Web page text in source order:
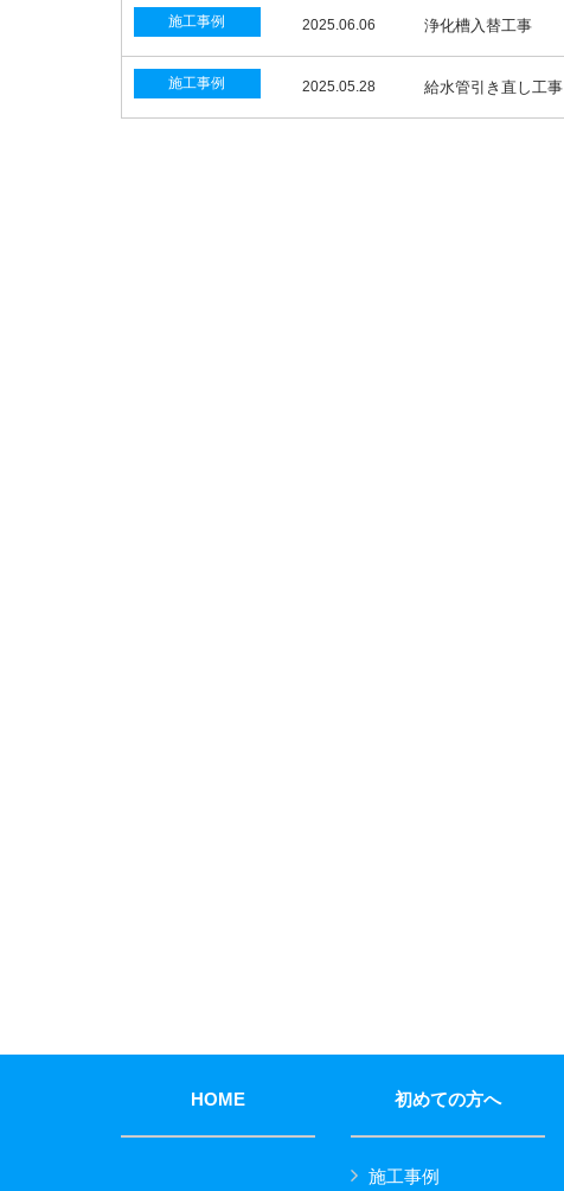
施工事例 2025.06.06 浄化槽入替工事
施工事例 2025.05.28 給水管引き直し工事
HOME 初めての方へ
施工事例